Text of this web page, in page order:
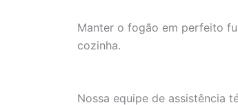
Manter o fogão em perfeito
cozinha.
Nossa equipe de assistência